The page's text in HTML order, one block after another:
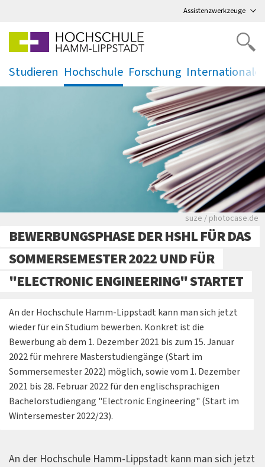
Assistenzwerkzeuge
Studieren
.
Hochschule
.
Forschung
. .
Viele Zeitungen.
suze / photocase.de
BEWERBUNGSPHASE DER HSHL FÜR DAS
SOMMERSEMESTER 2022 UND FÜR
"ELECTRONIC ENGINEERING" STARTET
An der Hochschule Hamm-Lippstadt kann man sich jetzt
wieder für ein Studium bewerben. Konkret ist die
Bewerbung ab dem 1. Dezember 2021 bis zum 15. Januar
2022 für mehrere Masterstudiengänge (Start im
Sommersemester 2022) möglich, sowie vom 1. Dezember
2021 bis 28. Februar 2022 für den englischsprachigen
Bachelorstudiengang "Electronic Engineering" (Start im
Wintersemester 2022/23).
An der Hochschule Hamm-Lippstadt kann man sich jetzt